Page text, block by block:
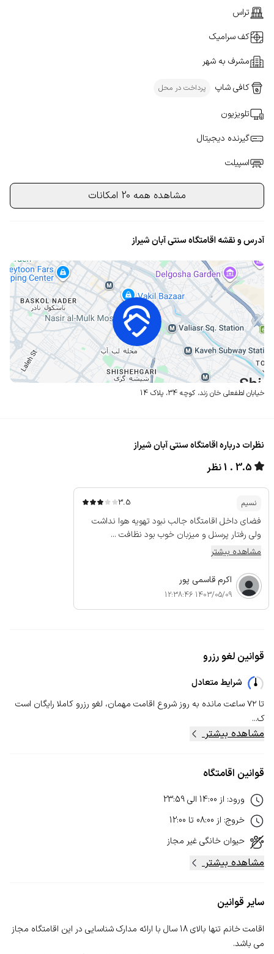
تراس
کف سرامیک
مشرف به شهر
کافی شاپ پرداخت در محل
تلویزیون
گیرنده دیجیتال
اسپیلت
مشاهده همه 20 امکانات
آدرس و نقشه اقامتگاه سنتی آبان شیراز
خیابان لطفعلی خان زند، کوچه 34، پلاک 14
نظرات درباره اقامتگاه سنتی آبان شیراز
3.5 1 نظر
نسیم 3.5
فضای داخل اقامتگاه جالب نبود تهویه هوا نداشت
ولی رفتار پرسنل و میزبان خوب بود نظافت ...
مشاهده بیشتر
اکرم قاسمی پور
1403/05/09 12:38:46
قوانین لغو رزرو
شرایط متعادل
تا ۷۲ ساعت مانده به روز شروع اقامت مهمان، لغو رزرو کاملا رایگان است
ک...
مشاهده بیشتر
قوانین اقامتگاه
ورود: از 14:00 الی23:59
خروج: از 08:00 تا 12:00
حیوان خانگیغیر مجاز
مشاهده بیشتر
سایر قوانین
اقامت خانم تنها بالای 18 سال با ارائه مدارک شناسایی در این اقامتگاه مجاز